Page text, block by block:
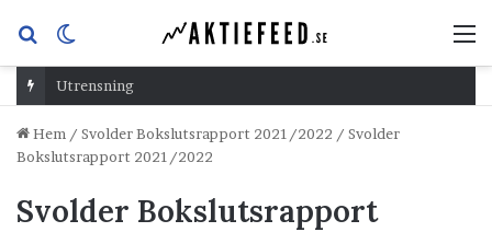
Sök
efterskin
Utrensning
Hem / Svolder Bokslutsrapport 2021/2022 / Svolder
Bokslutsrapport 2021/2022
Svolder Bokslutsrapport